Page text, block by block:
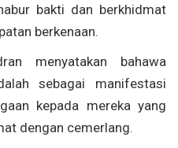
bakti dan berkhidmat
berkenaan.
menyatakan bahawa
sebagai manifestasi
kepada mereka yang
dengan cemerlang.